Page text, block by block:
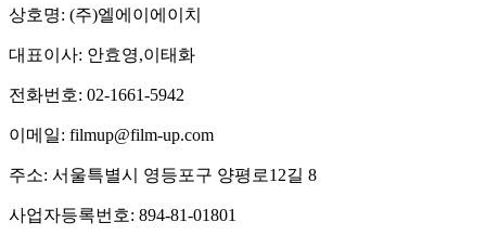
상호명: (주)엘에이에이치
대표이사: 안효영,이태화
전화번호: 02-1661-5942
이메일: filmup@film-up.com
주소: 서울특별시 영등포구 양평로12길 8
사업자등록번호: 894-81-01801